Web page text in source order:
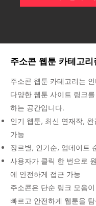
주소콘 웹툰 카테고리
주소콘 웹툰 카테고리는
다양한 웹툰 사이트 링크
하는 공간입니다.
인기 웹툰, 최신 연재작,
가능
장르별, 인기순, 업데이트
사용자가 클릭 한 번으로
에 안전하게 접근 가능
주소콘은 단순 링크 모음
빠르고 안전하게 웹툰을